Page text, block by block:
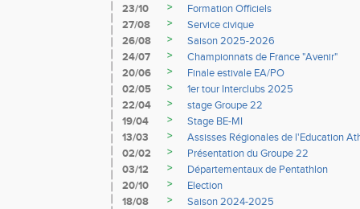
23/10
>
Formation Officiels
27/08
>
Service civique
26/08
>
Saison 2025-2026
24/07
>
Championnats de France "Avenir"
20/06
>
Finale estivale EA/PO
02/05
>
1er tour Interclubs 2025
22/04
>
stage Groupe 22
19/04
>
Stage BE-MI
13/03
>
Assisses Régionales de l'Education
02/02
>
Présentation du Groupe 22
03/12
>
Départementaux de Pentathlon
20/10
>
Election
18/08
>
Saison 2024-2025